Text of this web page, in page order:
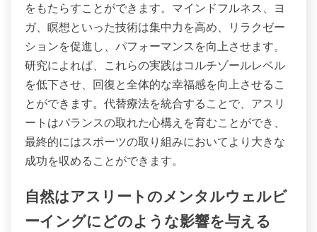
ることで、アスリートのストレスや不安を軽減しま
す。瞑想は集中力を高め、思考の奔流を減少させ、
自然の中での没入は静けさとつながりの感覚を促進
します。横隔膜呼吸のような呼吸法は心拍数を下
げ、リラクゼーションを誘導します。各方法は自己
認識と感情のバランスを促進し、内なる平和を求め
るアスリートにとって不可欠です。
代替療法はアスリートにどのように利
益をもたらすか？
代替療法は、ストレスや不安を軽減し、メンタルレ